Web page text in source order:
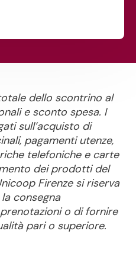
dello scontrino al
e sconto spesa. I
sull’acquisto di
pagamenti utenze,
telefoniche e carte
dei prodotti del
Firenze si riserva
consegna
o di fornire
pari o superiore.